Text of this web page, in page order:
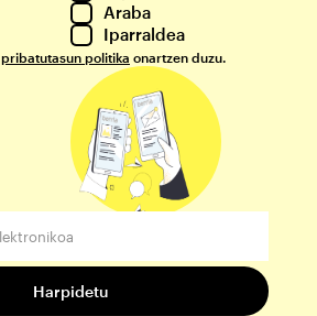
Araba
Iparraldea
pribatutasun politika onartzen duzu.